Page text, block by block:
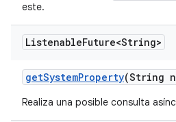
este.
ListenableFuture<String>
getSystemProperty(String
Realiza una posible consulta